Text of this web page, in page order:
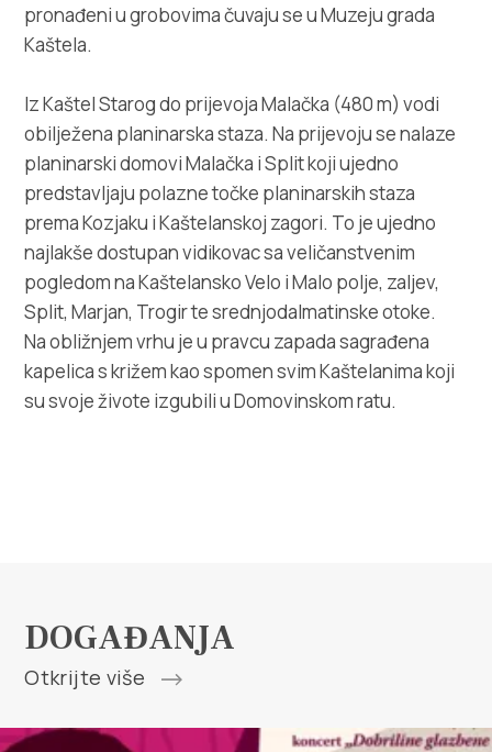
pronađeni u grobovima čuvaju se u Muzeju grada
Kaštela.
Iz Kaštel Starog do prijevoja Malačka (480 m) vodi
obilježena planinarska staza. Na prijevoju se nalaze
planinarski domovi Malačka i Split koji ujedno
predstavljaju polazne točke planinarskih staza
prema Kozjaku i Kaštelanskoj zagori. To je ujedno
najlakše dostupan vidikovac sa veličanstvenim
pogledom na Kaštelansko Velo i Malo polje, zaljev,
Split, Marjan, Trogir te srednjodalmatinske otoke.
Na obližnjem vrhu je u pravcu zapada sagrađena
kapelica s križem kao spomen svim Kaštelanima koji
su svoje živote izgubili u Domovinskom ratu.
DOGAĐANJA
Otkrijte više